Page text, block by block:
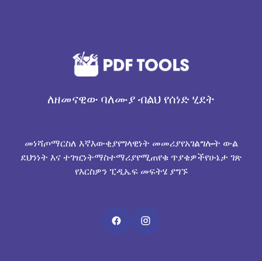
ለዘመናዊው ባለሙያ ብልህ የሰነድ ሂደት
መነሻጦማርስለ እኛእውቂያየግላዊነት መመሪያየአገልግሎት ውል
ደህንነት እና ተገዢነትማስተማሪያየሚጠየቁ ጥያቄዎችየሁኔታ ገጽ
የእርስዎን ፒዲኤፍ መፍትሄ ያግኙ